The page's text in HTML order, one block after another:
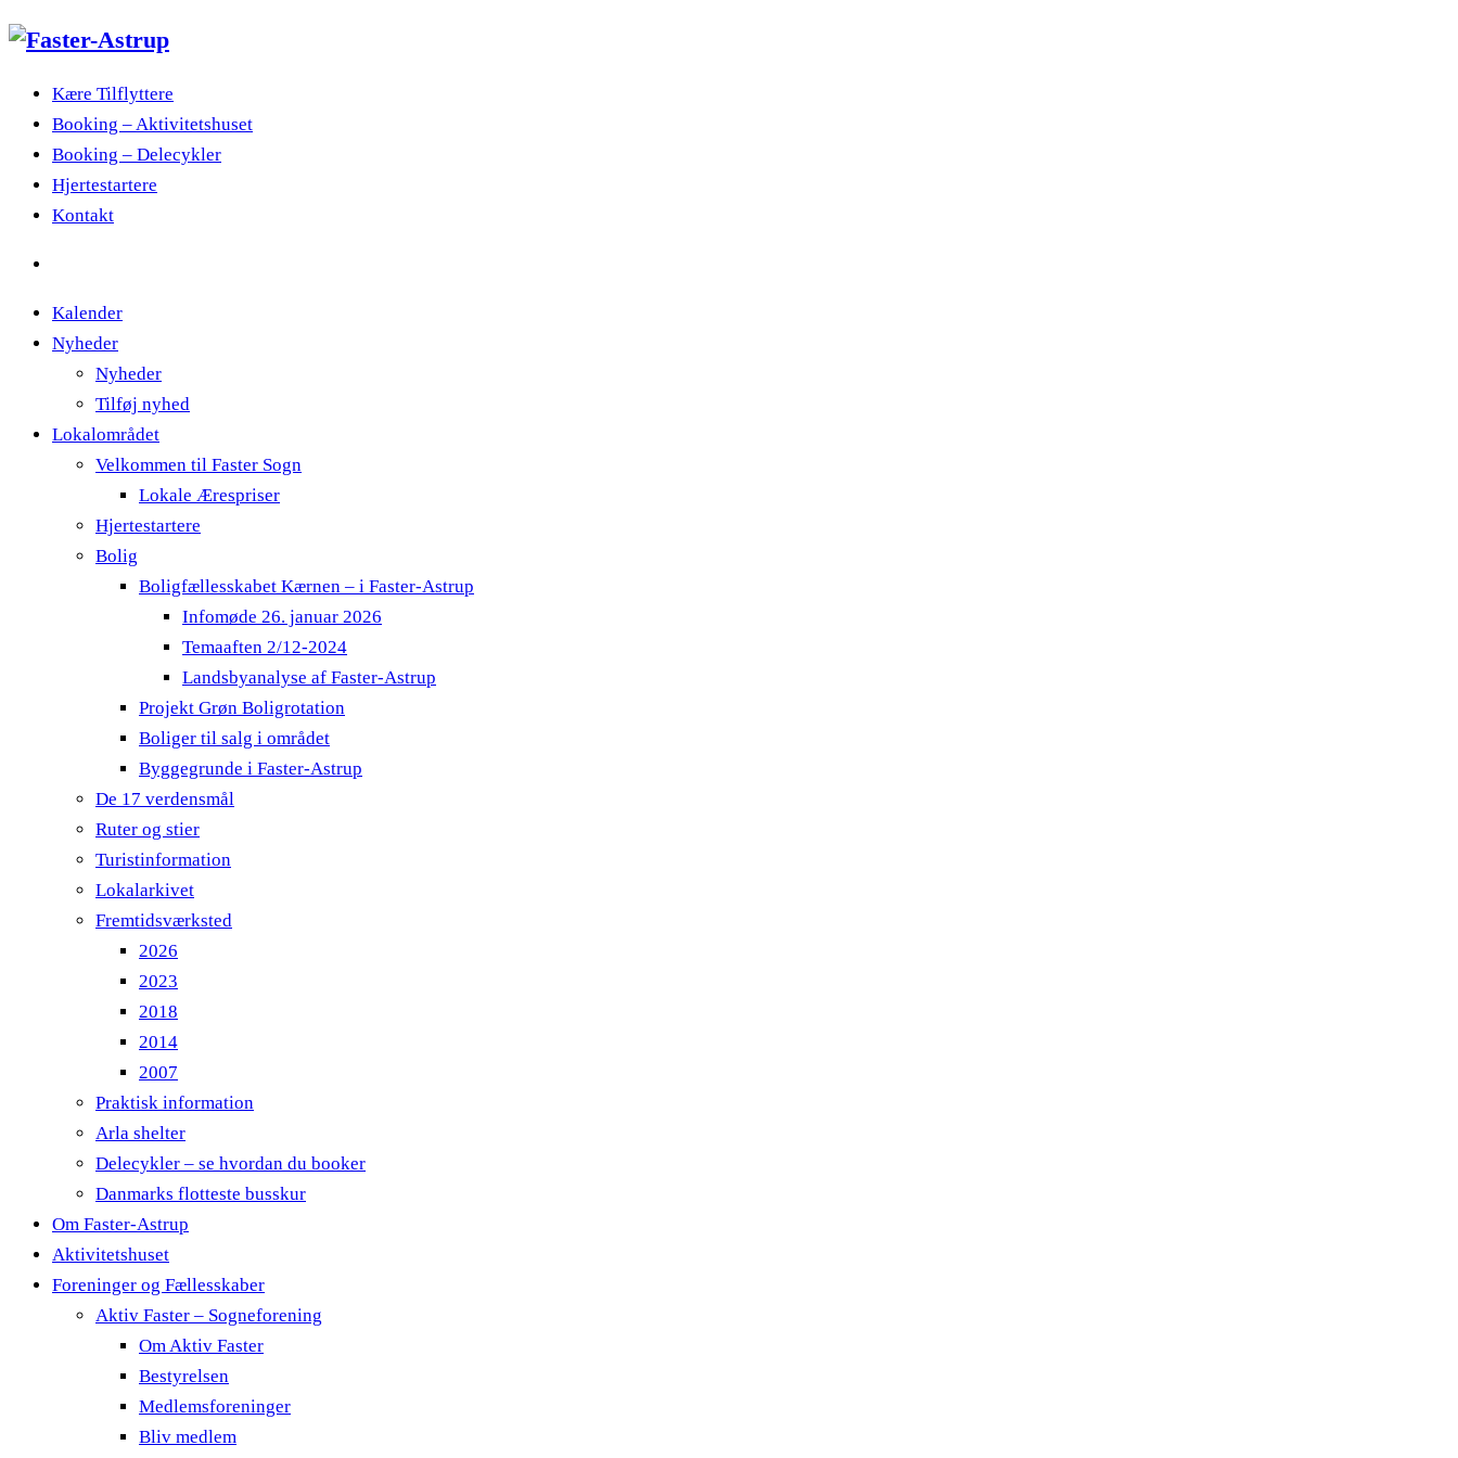
Kære Tilflyttere
Booking – Aktivitetshuset
Booking – Delecykler
Hjertestartere
Kontakt
Kalender
Nyheder
Nyheder
Tilføj nyhed
Lokalområdet
Velkommen til Faster Sogn
Lokale Ærespriser
Hjertestartere
Bolig
Boligfællesskabet Kærnen – i Faster-Astrup
Infomøde 26. januar 2026
Temaaften 2/12-2024
Landsbyanalyse af Faster-Astrup
Projekt Grøn Boligrotation
Boliger til salg i området
Byggegrunde i Faster-Astrup
De 17 verdensmål
Ruter og stier
Turistinformation
Lokalarkivet
Fremtidsværksted
2026
2023
2018
2014
2007
Praktisk information
Arla shelter
Delecykler – se hvordan du booker
Danmarks flotteste busskur
Om Faster-Astrup
Aktivitetshuset
Foreninger og Fællesskaber
Aktiv Faster – Sogneforening
Om Aktiv Faster
Bestyrelsen
Medlemsforeninger
Bliv medlem